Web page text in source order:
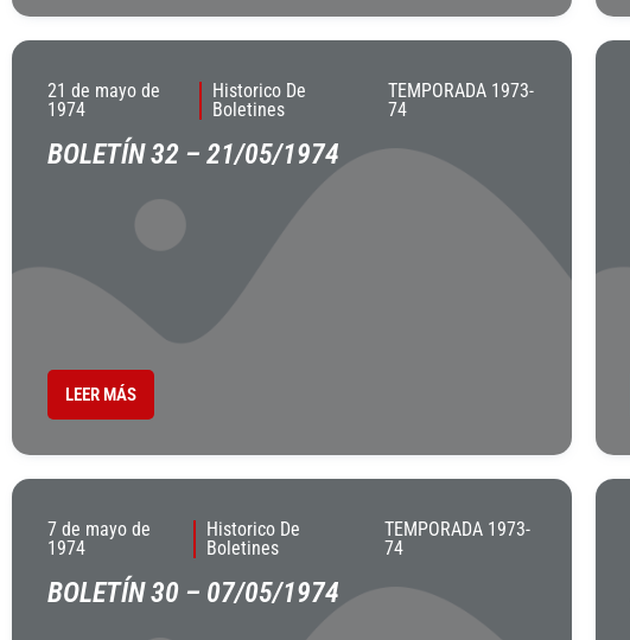
21 de mayo de
1974
Historico De
Boletines
TEMPORADA 1973-
74
BOLETÍN 32 – 21/05/1974
LEER MÁS
7 de mayo de
1974
Historico De
Boletines
TEMPORADA 1973-
74
BOLETÍN 30 – 07/05/1974